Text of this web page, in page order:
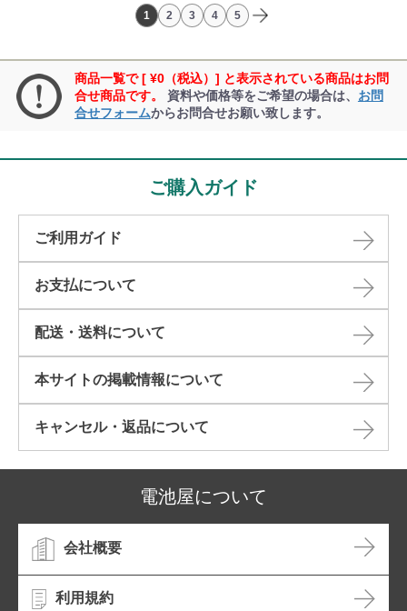
1 2 3 4 5
商品一覧で [ ¥0（税込）] と表示されている商品はお問
合せ商品です。
資料や価格等をご希望の場合は、 お問
合せフォームからお問合せお願い致します。
ご購入ガイド
ご利用ガイド
お支払について
配送・送料について
本サイトの掲載情報について​
キャンセル・返品について​
電池屋について
会社概要
利用規約